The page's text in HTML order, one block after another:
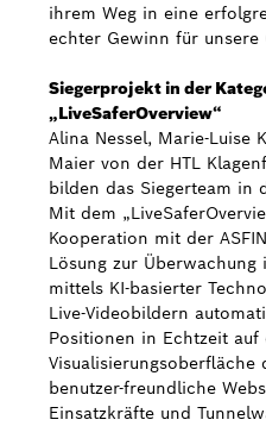
ihrem Weg in eine
echter Gewinn für unsere
Siegerprojekt in der
„LiveSaferOverview“
Alina Nessel, Marie-Luise
Maier von der HTL
bilden das Siegerteam in
Mit dem
Kooperation mit der
Lösung zur
mittels KI-basierter
Live-Videobildern
Positionen in Echtzeit
Visualisierungsoberfläche
benutzer-freundliche
Einsatzkräfte und